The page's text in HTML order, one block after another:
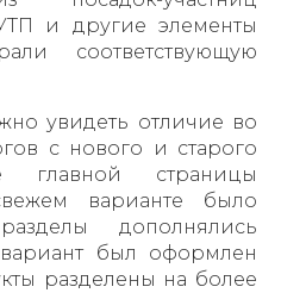
и другие элементы
соответствующую
увидеть отличие во
с нового и старого
главной страницы
варианте было
дополнялись
был оформлен
разделены на более